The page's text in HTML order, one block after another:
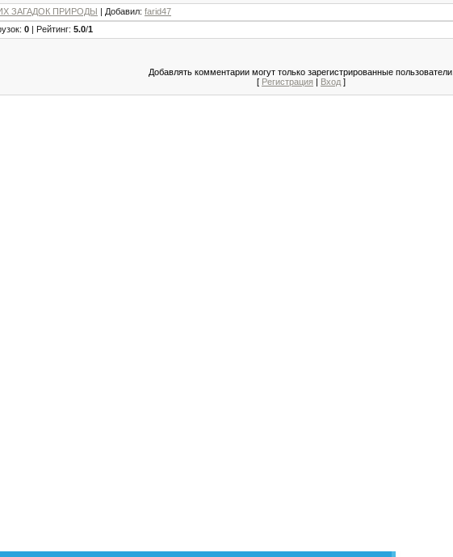
ЗАГАДОК ПРИРОДЫ | Добавил: farid47
: 0 | Рейтинг: 5.0/1
Добавлять комментарии могут только зарегистрированные пользователи.
[ Регистрация | Вход ]